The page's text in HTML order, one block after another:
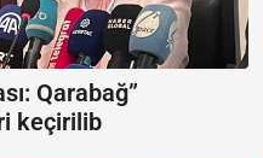
Qarabağ”
keçirilib